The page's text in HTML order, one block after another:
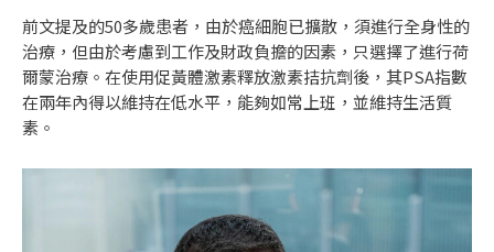
前文提及的50多歲患者，由於癌細胞已擴散，須進行全身性的
治療，但由於考慮到工作及財政負擔的因素，只選擇了進行荷
爾蒙治療。在使用促黃體激素釋放激素拮抗劑後，其PSA指數
在兩年內得以維持在低水平，能夠如常上班，並維持生活質
素。